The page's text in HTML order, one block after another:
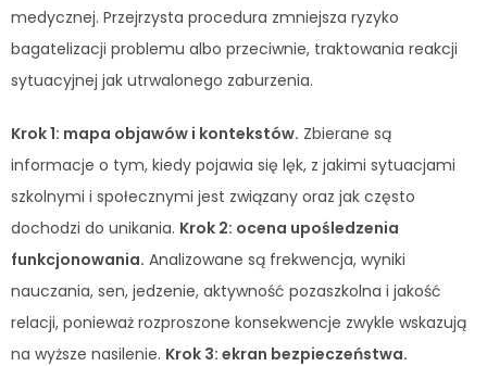
medycznej. Przejrzysta procedura zmniejsza ryzyko
bagatelizacji problemu albo przeciwnie, traktowania reakcji
sytuacyjnej jak utrwalonego zaburzenia.
Krok 1: mapa objawów i kontekstów. Zbierane są
informacje o tym, kiedy pojawia się lęk, z jakimi sytuacjami
szkolnymi i społecznymi jest związany oraz jak często
dochodzi do unikania. Krok 2: ocena upośledzenia
funkcjonowania. Analizowane są frekwencja, wyniki
nauczania, sen, jedzenie, aktywność pozaszkolna i jakość
relacji, ponieważ rozproszone konsekwencje zwykle wskazują
na wyższe nasilenie. Krok 3: ekran bezpieczeństwa.